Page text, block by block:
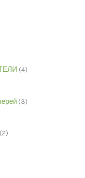
(4)
(3)
(2)